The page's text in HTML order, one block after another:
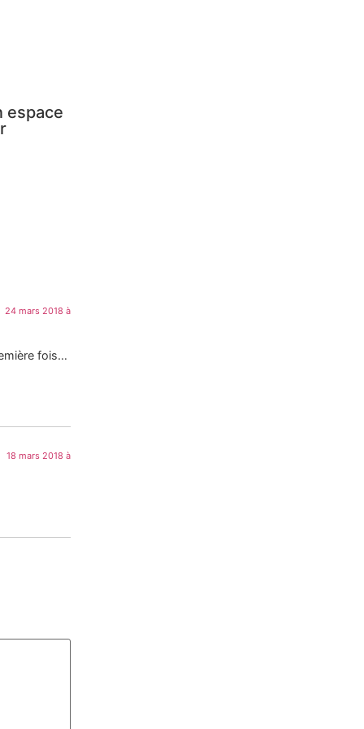
espace
24 mars 2018 à
fois…
18 mars 2018 à